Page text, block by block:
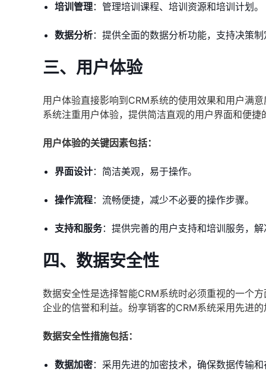
培训管理：管理培训课程、培训资源和培训计划。
数据分析：提供全面的数据分析功能，支持决策
三、用户体验
用户体验直接影响到CRM系统的使用效果和用户满
系统注重用户体验，提供简洁直观的用户界面和便
用户体验的关键因素包括：
界面设计：简洁美观，易于操作。
操作流程：流畅便捷，减少不必要的操作步骤。
支持和服务：提供完善的用户支持和培训服务，
四、数据安全性
数据安全性是选择智能CRM系统时必须重视的一个
企业的信誉和利益。纷享销客的CRM系统采用先进
数据安全性措施包括：
数据加密：采用先进的加密技术，确保数据传输